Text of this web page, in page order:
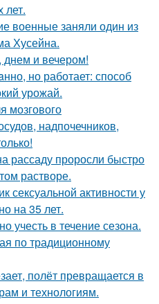
лет.
военные заняли один из
Хусейна.
и вечером!
но работает: способ
урожай.
мозгового
надпочечников,
рассаду проросли быстро
растворе.
сексуальной активности у
на 35 лет.
учесть в течение сезона.
по традиционному
полёт превращается в
и технологиям.